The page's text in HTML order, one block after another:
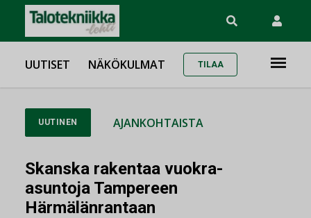
UUTISET NÄKÖKULMAT TILAA
UUTINEN AJANKOHTAISTA
Skanska rakentaa vuokra-
asuntoja Tampereen
Härmälänrantaan